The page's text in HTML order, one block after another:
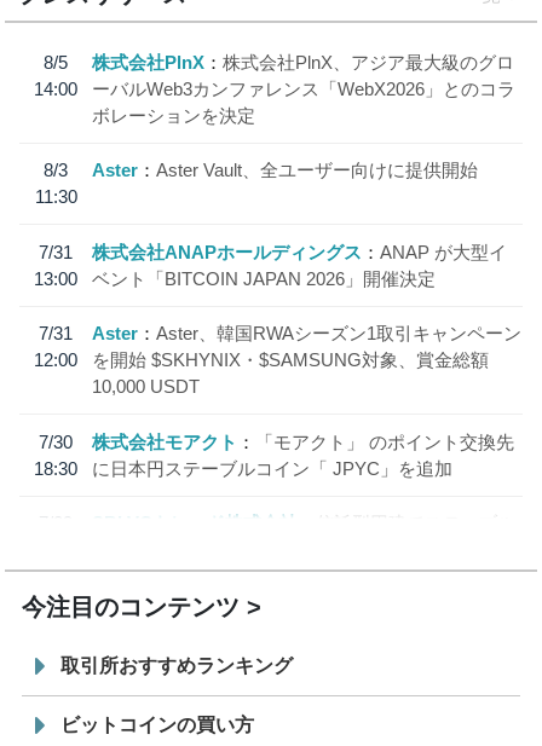
8/5
14:00
株式会社PlnX
株式会社PlnX、アジア最大級のグロ
ーバルWeb3カンファレンス「WebX2026」とのコラ
ボレーションを決定
8/3
11:30
Aster Aster Vault、全ユーザー向けに提供開始
7/31
13:00
株式会社ANAPホールディングス
ANAP が大型イ
ベント「BITCOIN JAPAN 2026」開催決定
7/31
12:00
Aster
Aster、韓国RWAシーズン1取引キャンペーン
を開始 $SKHYNIX・$SAMSUNG対象、賞金総額
10,000 USDT
7/30
18:30
株式会社モアクト
「モアクト」 のポイント交換先
に日本円ステーブルコイン「 JPYC」を追加
7/29
SBI VCトレード株式会社
信託型円建てステーブル
今注目のコンテンツ
取引所おすすめランキング
ビットコインの買い方